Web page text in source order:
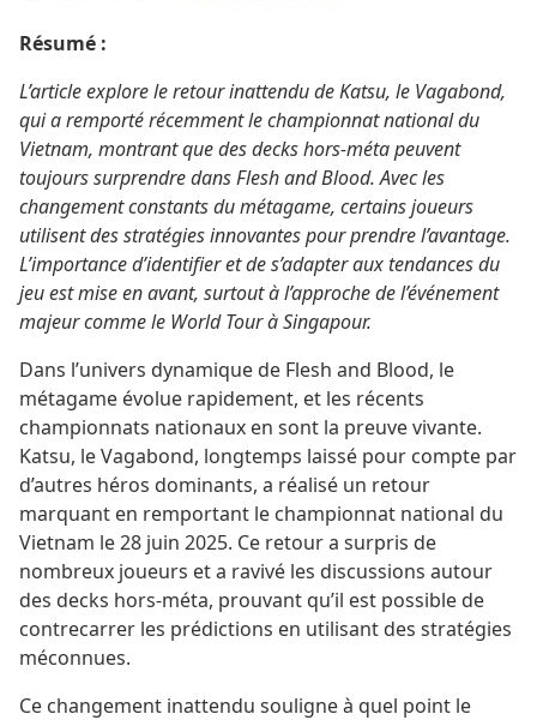
Résumé :
L’article explore le retour inattendu de Katsu, le Vagabond,
qui a remporté récemment le championnat national du
Vietnam, montrant que des decks hors-méta peuvent
toujours surprendre dans Flesh and Blood. Avec les
changement constants du métagame, certains joueurs
utilisent des stratégies innovantes pour prendre l’avantage.
L’importance d’identifier et de s’adapter aux tendances du
jeu est mise en avant, surtout à l’approche de l’événement
majeur comme le World Tour à Singapour.
Dans l’univers dynamique de Flesh and Blood, le
métagame évolue rapidement, et les récents
championnats nationaux en sont la preuve vivante.
Katsu, le Vagabond, longtemps laissé pour compte par
d’autres héros dominants, a réalisé un retour
marquant en remportant le championnat national du
Vietnam le 28 juin 2025. Ce retour a surpris de
nombreux joueurs et a ravivé les discussions autour
des decks hors-méta, prouvant qu’il est possible de
contrecarrer les prédictions en utilisant des stratégies
méconnues.
Ce changement inattendu souligne à quel point le